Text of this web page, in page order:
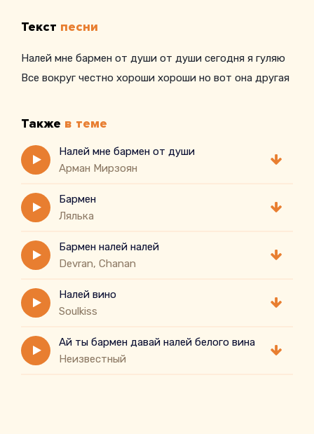
Текст песни
Налей мне бармен от души от души сегодня я гуляю
Все вокруг честно хороши хороши но вот она другая
Также в теме
Налей мне бармен от души
Арман Мирзоян
Бармен
Лялька
Бармен налей налей
Devran, Chanan
Налей вино
Soulkiss
Ай ты бармен давай налей белого вина
Неизвестный